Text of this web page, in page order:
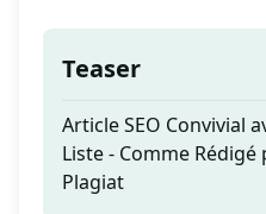
Teaser
Article SEO Convivial
Liste - Comme
Plagiat